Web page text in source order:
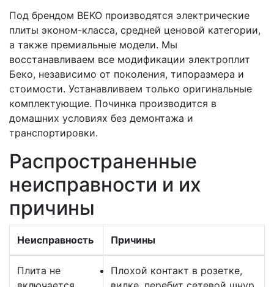
Под брендом BEKO производятся электрические
плиты эконом-класса, средней ценовой категории,
а также премиальные модели. Мы
восстанавливаем все модификации электроплит
Беко, независимо от поколения, типоразмера и
стоимости. Устанавливаем только оригинальные
комплектующие. Починка производится в
домашних условиях без демонтажа и
транспортировки.
Распространенные
неисправности и их
причины
Неисправность Причины
Плита не
Плохой контакт в розетке,